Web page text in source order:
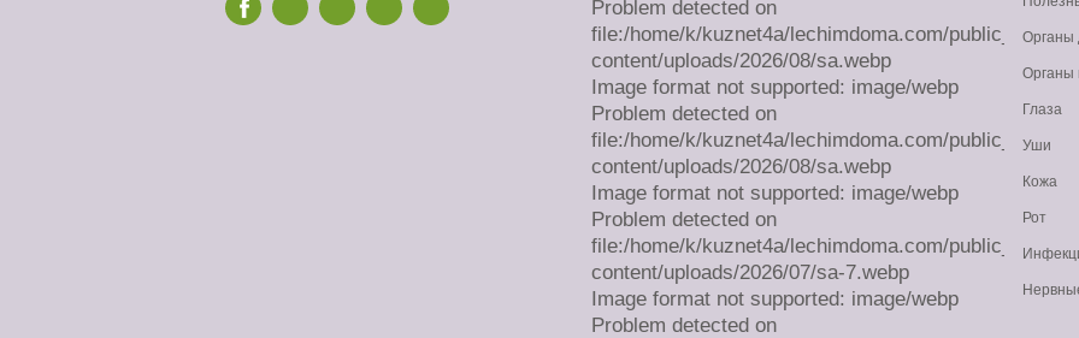
Problem detected on
file:/home/k/kuznet4a/lechimdoma.com/public_html/
content/uploads/2026/08/sa.webp
Image format not supported: image/webp
Problem detected on
file:/home/k/kuznet4a/lechimdoma.com/public_html/wp-
content/uploads/2026/08/sa.webp
Image format not supported: image/webp
Problem detected on
file:/home/k/kuznet4a/lechimdoma.com/public_html/
content/uploads/2026/07/sa-7.webp
Image format not supported: image/webp
Problem detected on
Органы
Органы
Глаза
Уши
Кожа
Рот